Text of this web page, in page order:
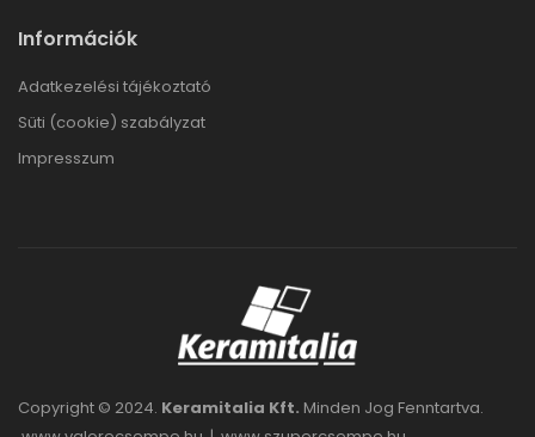
Információk
Adatkezelési tájékoztató
Süti (cookie) szabályzat
Impresszum
Copyright © 2024. Keramitalia Kft. Minden Jog Fenntartva.